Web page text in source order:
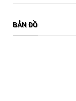
BẢN ĐỒ